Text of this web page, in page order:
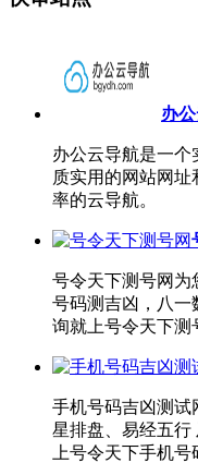
办
办公云导航是一
质实用的网站网
率的云导航。
号令天下测号网为
号码测吉凶，八一
询就上号令天下测
手机号码吉凶测试
星排盘、易经五行
上号令天下手机号